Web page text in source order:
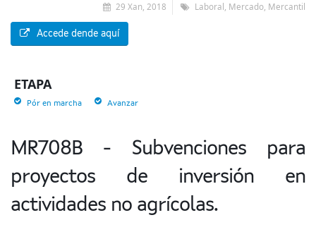
29 Xan, 2018 Laboral, Mercado, Mercantil
Accede dende aquí
ETAPA
Pór en marcha Avanzar
MR708B - Subvenciones para
proyectos de inversión en
actividades no agrícolas.